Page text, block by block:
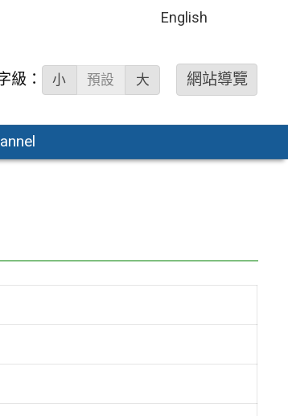
English
級： 小 預設 大 網站導覽